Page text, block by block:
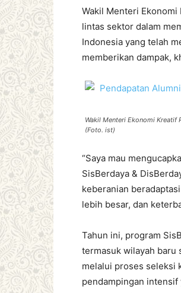
Wakil Menteri
lintas sektor dalam
Indonesia yang telah
memberikan dampak,
Wakil Menteri Ekonomi Kreatif
(Foto. ist)
“Saya mau
SisBerdaya &
keberanian
lebih besar, dan
Tahun ini, program
termasuk wilayah baru
melalui proses seleksi
pendampingan intensif